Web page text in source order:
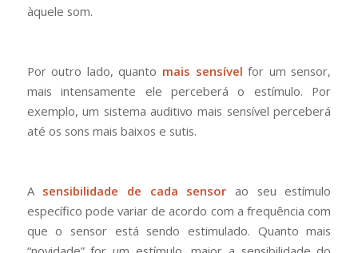
àquele som.
Por outro lado, quanto mais sensível for um sensor,
mais intensamente ele perceberá o estímulo. Por
exemplo, um sistema auditivo mais sensível perceberá
até os sons mais baixos e sutis.
A sensibilidade de cada sensor ao seu estímulo
específico pode variar de acordo com a frequência com
que o sensor está sendo estimulado. Quanto mais